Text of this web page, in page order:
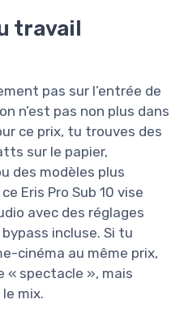
travail
pas sur l’entrée de
n’est pas non plus dans
ce prix, tu trouves des
sur le papier,
des modèles plus
Eris Pro Sub 10 vise
avec des réglages
incluse. Si tu
cinéma au même prix,
« spectacle », mais
mix.